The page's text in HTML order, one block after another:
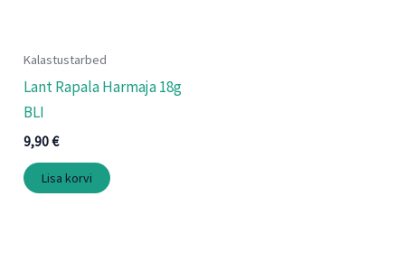
Kalastustarbed
Lant Rapala Harmaja 18g
BLI
9,90€
Lisa korvi